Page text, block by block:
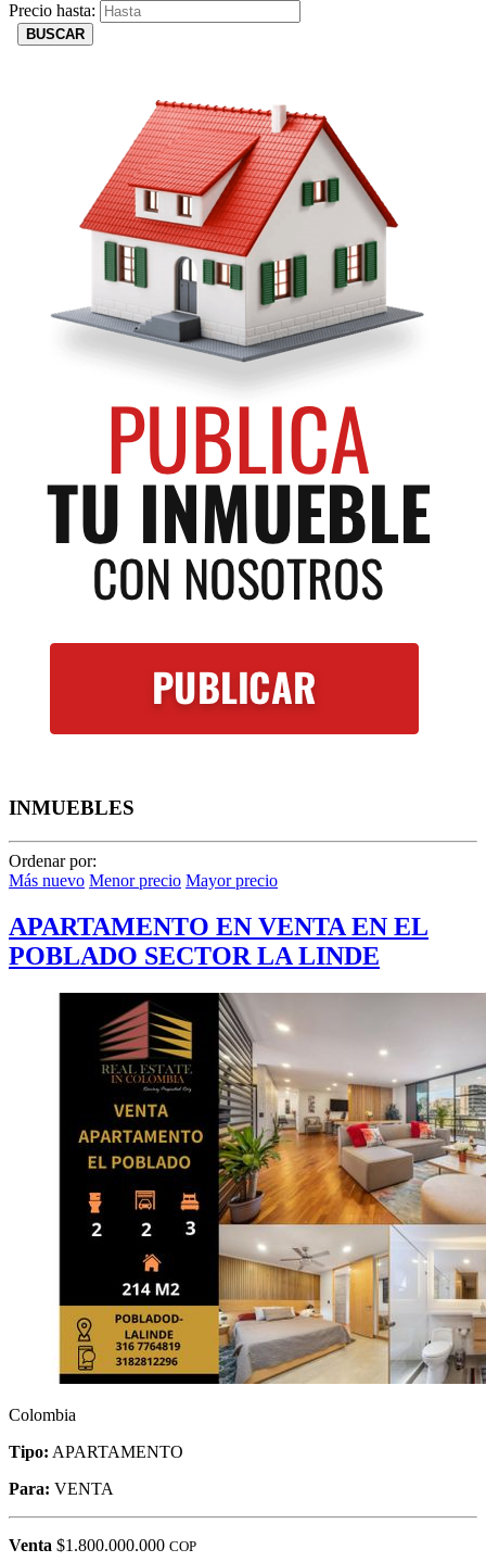
Precio hasta:
BUSCAR
INMUEBLES
Ordenar por:
Más nuevo Menor precio Mayor precio
APARTAMENTO EN VENTA EN EL
POBLADO SECTOR LA LINDE
Colombia
Tipo: APARTAMENTO
Para: VENTA
Venta $1.800.000.000 COP